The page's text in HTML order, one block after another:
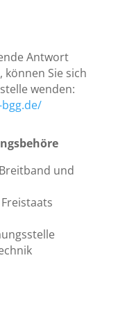
Antwort
Sie sich
wenden:
und